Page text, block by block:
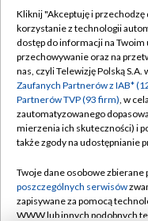
Abonament TVP
Emisja w TVP
Centrum informacji
Naziemna Telewizja
Rada Programowa
System NOS
Kliknij "Akceptuję i przechodzę
korzystanie z technologii
dostęp do informacji na
przechowywanie oraz na
nas, czyli Telewizję Polską S.A.
Zaufanych Partnerów z IAB*
Partnerów TVP (93 firm), w
zautomatyzowanego
mierzenia ich skuteczności) i
także zgody na udostępnianie
Twoje dane osobowe zbierane
poszczególnych serwisów
zapisywane za pomocą
WWW lub innych podobnych